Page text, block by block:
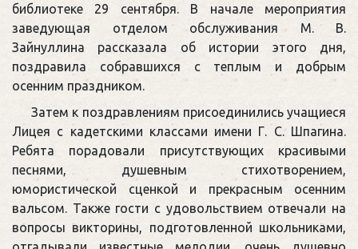
библиотеке 29 сентября. В начале мероприятия
заведующая отделом обслуживания М. В.
Зайнуллина рассказала об истории этого дня,
поздравила собравшихся с теплым и добрым
осенним праздником.
Затем к поздравлениям присоединились учащиеся
Лицея с кадетскими классами имени Г. С. Шпагина.
Ребята порадовали присутствующих красивыми
песнями, душевным стихотворением,
юмористической сценкой и прекрасным осенним
вальсом. Также гости с удовольствием отвечали на
вопросы викторины, подготовленной школьниками,